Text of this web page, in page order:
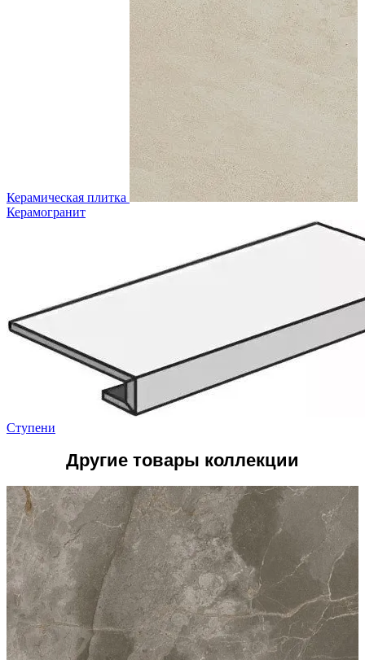
Керамическая плитка
Керамогранит
Ступени
Другие товары коллекции